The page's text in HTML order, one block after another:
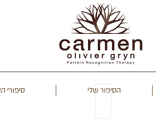
הסיפור שלי סיפורי
אישית - חרדה